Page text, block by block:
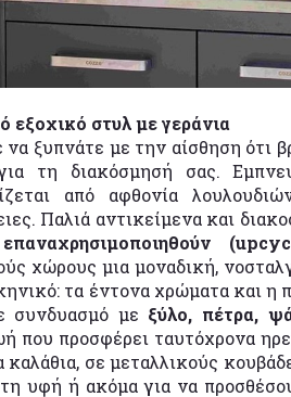
εξοχικό στυλ με γεράνια
ξυπνάτε με την αίσθηση ότι
τη διακόσμησή σας.
από αφθονία
Παλιά αντικείμενα και
χώρους μια μοναδική,
τα έντονα χρώματα και η
συνδυασμό με ξύλο, πέτρα,
που προσφέρει ταυτόχρονα
καλάθια, σε μεταλλικούς
υφή ή ακόμα για να